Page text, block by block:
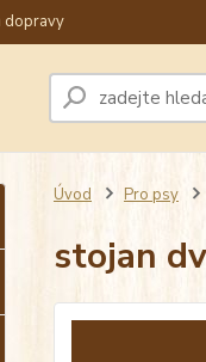
dopravy
Úvod Pro psy
stojan